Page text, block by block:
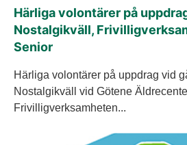
Härliga volontärer på
Nostalgikväll,
Senior
Härliga volontärer på uppdrag vid
Nostalgikväll vid Götene
Frivilligverksamheten...